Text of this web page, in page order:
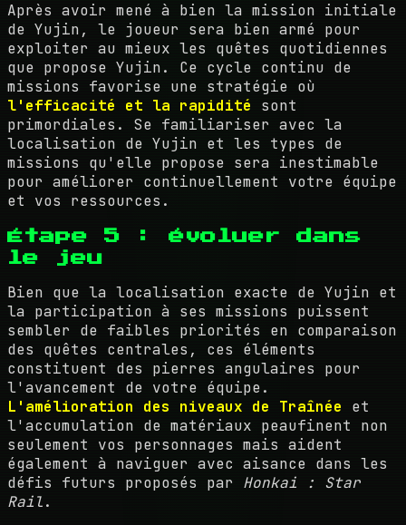
Après avoir mené à bien la mission initiale
de Yujin, le joueur sera bien armé pour
exploiter au mieux les quêtes quotidiennes
que propose Yujin. Ce cycle continu de
missions favorise une stratégie où
l'efficacité et la rapidité sont
primordiales. Se familiariser avec la
localisation de Yujin et les types de
missions qu'elle propose sera inestimable
pour améliorer continuellement votre équipe
et vos ressources.
Étape 5 : évoluer dans
le jeu
Bien que la localisation exacte de Yujin et
la participation à ses missions puissent
sembler de faibles priorités en comparaison
des quêtes centrales, ces éléments
constituent des pierres angulaires pour
l'avancement de votre équipe.
L'amélioration des niveaux de Traînée et
l'accumulation de matériaux peaufinent non
seulement vos personnages mais aident
également à naviguer avec aisance dans les
défis futurs proposés par Honkai : Star
Rail.